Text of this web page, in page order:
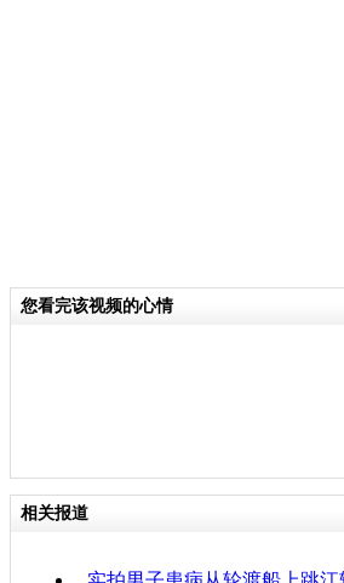
您看完该视频的心情
相关报道